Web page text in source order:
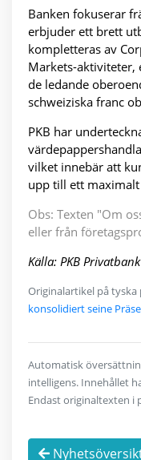
Banken fokuserar
erbjuder ett brett
kompletteras av
Markets-aktiviteter,
de ledande
schweiziska franc
PKB har
vilket innebär att
upp till ett
Obs: Texten "Om
eller från
Källa: PKB
Originalartikel på tyska
konsolidiert seine
Automatisk
intelligens. Innehållet
Endast originaltexten i